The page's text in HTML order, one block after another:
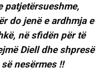
patjetërsueshme,
do jenë e ardhmja e
në sfidën për të
Diell dhe shpresë
nesërmes !!